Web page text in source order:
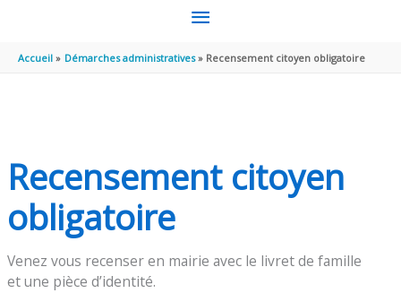
MENU
PRINCIPAL
Accueil Démarches administratives Recensement citoyen obligatoire
Recensement citoyen
obligatoire
Venez vous recenser en mairie avec le livret de famille
et une pièce d’identité.